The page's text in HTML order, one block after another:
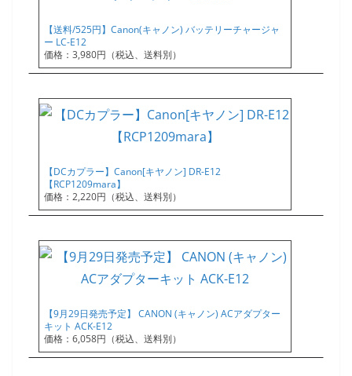
【送料/525円】Canon(キャノン) バッテリーチャージャ
ー LC-E12
価格：3,980円（税込、送料別）
【DCカプラー】Canon[キヤノン] DR-E12
【RCP1209mara】
価格：2,220円（税込、送料別）
【9月29日発売予定】 CANON (キャノン) ACアダプター
キット ACK-E12
価格：6,058円（税込、送料別）